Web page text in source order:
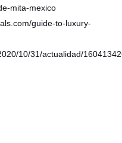
mita-mexico
guide-to-luxury-
10/31/actualidad/